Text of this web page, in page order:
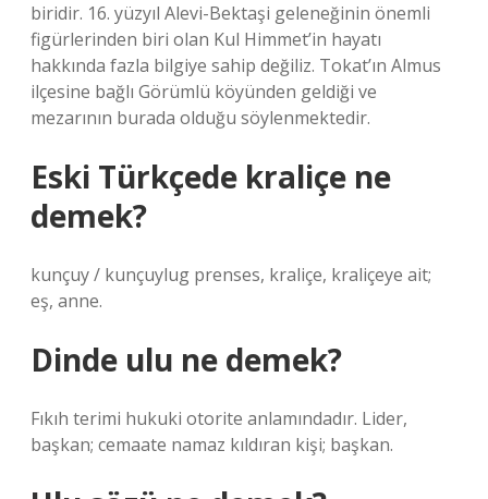
biridir. 16. yüzyıl Alevi-Bektaşi geleneğinin önemli
figürlerinden biri olan Kul Himmet’in hayatı
hakkında fazla bilgiye sahip değiliz. Tokat’ın Almus
ilçesine bağlı Görümlü köyünden geldiği ve
mezarının burada olduğu söylenmektedir.
Eski Türkçede kraliçe ne
demek?
kunçuy / kunçuylug prenses, kraliçe, kraliçeye ait;
eş, anne.
Dinde ulu ne demek?
Fıkıh terimi hukuki otorite anlamındadır. Lider,
başkan; cemaate namaz kıldıran kişi; başkan.